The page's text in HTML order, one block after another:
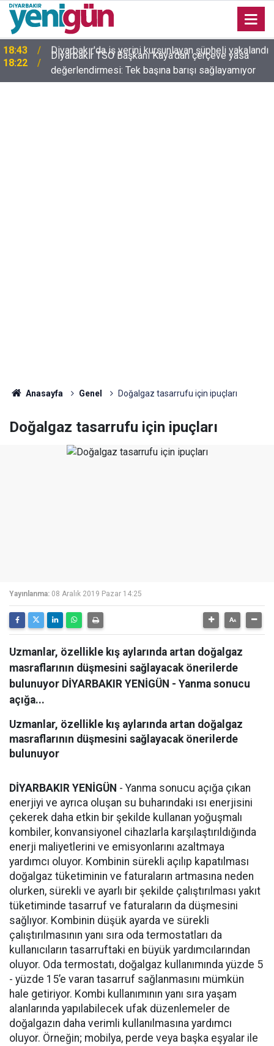
18:22
Diyarbakır TSO Başkanı Kaya'dan çerçeve yasa
değerlendirmesi: Tek başına barışı sağlayamıyor
Anasayfa Genel Doğalgaz tasarrufu için ipuçları
Doğalgaz tasarrufu için ipuçları
Yayınlanma: 08 Aralık 2019 Pazar 14:25
Uzmanlar, özellikle kış aylarında artan doğalgaz
masraflarının düşmesini sağlayacak önerilerde
bulunuyor DİYARBAKIR YENİGÜN - Yanma sonucu
açığa...
Uzmanlar, özellikle kış aylarında artan doğalgaz
masraflarının düşmesini sağlayacak önerilerde
bulunuyor
DİYARBAKIR YENİGÜN - Yanma sonucu açığa çıkan
enerjiyi ve ayrıca oluşan su buharındaki ısı enerjisini
çekerek daha etkin bir şekilde kullanan yoğuşmalı
kombiler, konvansiyonel cihazlarla karşılaştırıldığında
enerji maliyetlerini ve emisyonlarını azaltmaya
yardımcı oluyor. Kombinin sürekli açılıp kapatılması
doğalgaz tüketiminin ve faturaların artmasına neden
olurken, sürekli ve ayarlı bir şekilde çalıştırılması yakıt
tüketiminde tasarruf ve faturaların da düşmesini
sağlıyor. Kombinin düşük ayarda ve sürekli
çalıştırılmasının yanı sıra oda termostatları da
kullanıcıların tasarruftaki en büyük yardımcılarından
oluyor. Oda termostatı, doğalgaz kullanımında yüzde 5
- yüzde 15’e varan tasarruf sağlanmasını mümkün
hale getiriyor. Kombi kullanımının yanı sıra yaşam
alanlarında yapılabilecek ufak düzenlemeler de
doğalgazın daha verimli kullanılmasına yardımcı
oluyor. Örneğin; mobilya, perde veya başka eşyalar ile